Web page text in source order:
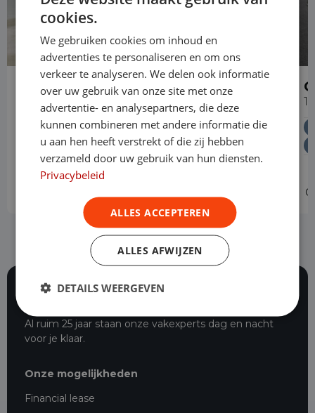
Opel Combo
1.5 BlueHDi 130PK L2 Automaat
Diesel Automaat
Levering door heel Nederland
Vrije toegang milieuzones tot 2030
Al ruim 25 jaar staan onze vakexperts dag en nacht
voor je klaar.
Onze mogelijkheden
Financial lease
cookies.
We gebruiken cookies om inhoud en
advertenties te personaliseren en om ons
verkeer te analyseren. We delen ook informatie
over uw gebruik van onze site met onze
advertentie- en analysepartners, die deze
kunnen combineren met andere informatie die
u aan hen heeft verstrekt of die zij hebben
verzameld door uw gebruik van hun diensten.
Privacybeleid
ALLES ACCEPTEREN
ALLES AFWIJZEN
DETAILS WEERGEVEN